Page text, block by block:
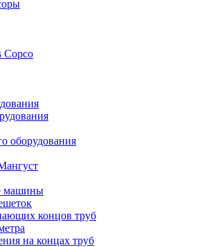
Copco
оборудования
машины
концов труб
на концах труб